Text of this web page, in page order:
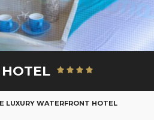
LUXURY WATERFRONT HOTEL